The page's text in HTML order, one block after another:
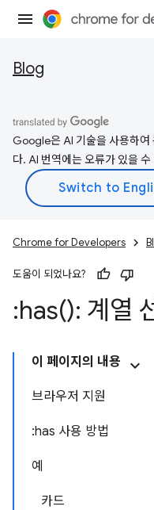
Blog
Google은 AI 기술을 사용하여
다. AI 번역에는 오류가 있을 수
Chrome for Developers
도움이 되었나요?
:has(): 계열
이 페이지의 내용
브라우저 지원
:has 사용 방법
예
카드